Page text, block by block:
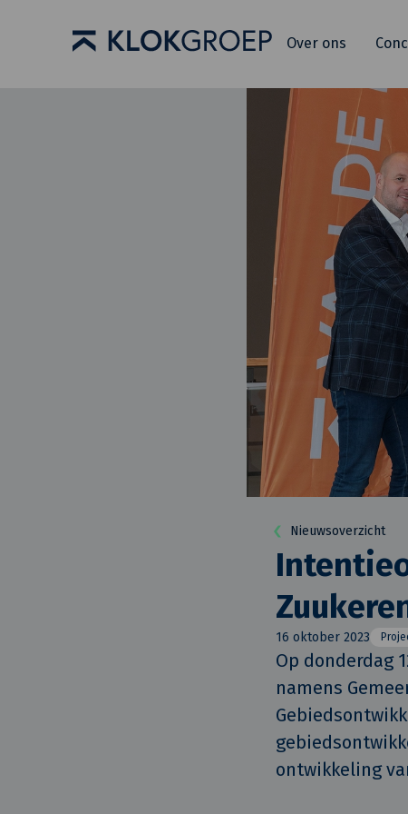
Over ons
Nieuwsoverzicht
16 oktober 2023
Op donderdag
namens
ontwikkeling